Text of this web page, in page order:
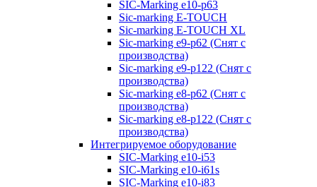
SIC-Marking e10-p63
Sic-marking E-TOUCH
Sic-marking E-TOUCH XL
Sic-marking e9-p62 (Снят с
производства)
Sic-marking e9-p122 (Снят с
производства)
Sic-marking e8-p62 (Снят с
производства)
Sic-marking e8-p122 (Снят с
производства)
Интегрируемое оборудование
SIC-Marking e10-i53
SIC-Marking e10-i61s
SIC-Marking e10-i83